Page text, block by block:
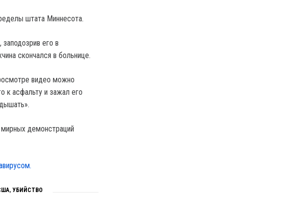
штата Миннесота.
его в
скончался в больнице.
видео можно
к асфальту и зажал его
демонстраций
, УБИЙСТВО